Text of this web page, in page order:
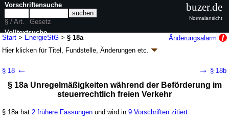
Start > EnergieStG >§ 18a
Änderungsalarm
Hier klicken fürTitel, Fundstelle, Änderungen etc.
geändert durchArtikel 1G. v. 24.04.2026BGBl. 2026 I Nr. 116
Geltung ab 01.08.2006; FNA: 612-20Verbrauchsteuern und Monopole
wird in 373 Vorschriften zitiert
§ 18 ← → § 18b
§ 18a Unregelmäßigkeiten während der Beförderung im
steuerrechtlich freien Verkehr
§ 18a hat 2 frühere Fassungen und wird in9 Vorschriften zitiert
Vorschriftensuche
§ / Art.
Gesetz
Volltextsuche
nur in EnergieStG
buzer.de
Normalansicht